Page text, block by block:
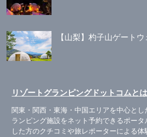
【山梨】杓子山ゲート
リゾートグランピングドットコムと
関東・関西・東海・中国エリアを中心と
ランピング施設をネット予約できるポータ
した方のクチコミや旅レポーターによる